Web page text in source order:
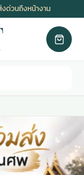
ด่วนถึงหน้างาน